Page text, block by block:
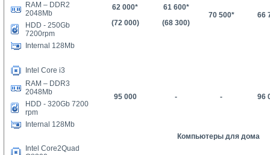
62 000*
(72 000)
61600*
(68 300)
70 500* 66
RAM – DDR2
2048Mb
HDD - 250Gb
7200rpm
Internal 128Mb
Intel Core i3
95 000 - - 96
RAM – DDR3
2048Mb
HDD - 320Gb 7200
rpm
Internal 128Mb
Компьютеры для дома
Intel Core2Quad